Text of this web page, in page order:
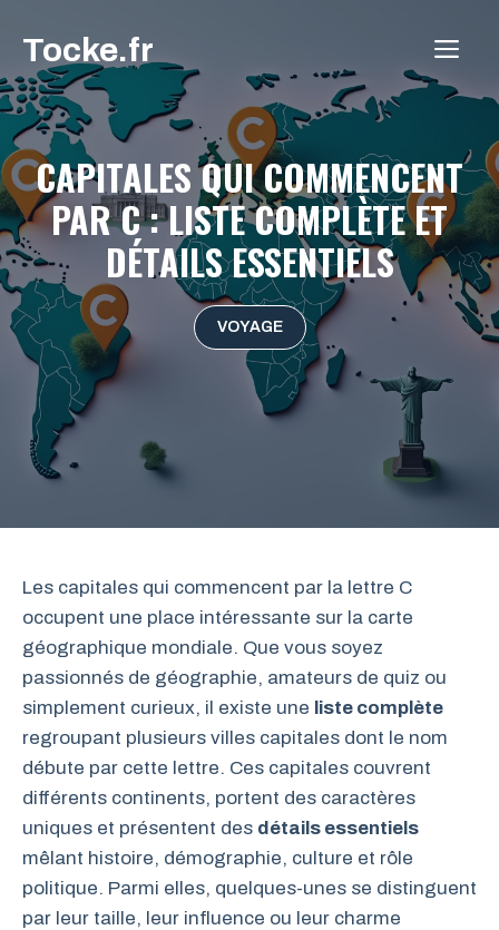
contenu
Tocke.fr
CAPITALES QUI COMMENCENT
PAR C : LISTE COMPLÈTE ET
DÉTAILS ESSENTIELS
VOYAGE
Les capitales qui commencent par la lettre C
occupent une place intéressante sur la carte
géographique mondiale. Que vous soyez
passionnés de géographie, amateurs de quiz ou
simplement curieux, il existe une liste complète
regroupant plusieurs villes capitales dont le nom
débute par cette lettre. Ces capitales couvrent
différents continents, portent des caractères
uniques et présentent des détails essentiels
mêlant histoire, démographie, culture et rôle
politique. Parmi elles, quelques-unes se distinguent
par leur taille, leur influence ou leur charme